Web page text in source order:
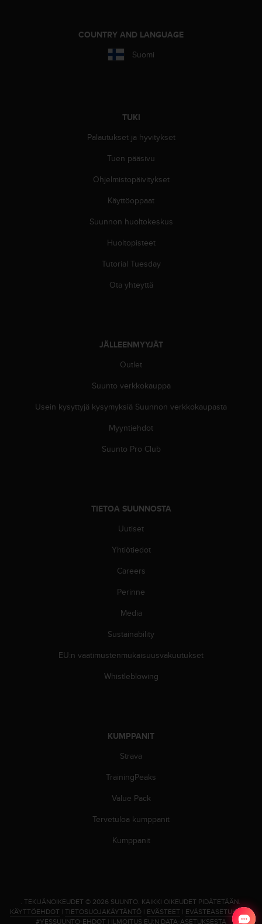
COUNTRY AND LANGUAGE
Suomi
TUKI
Palautukset ja hyvitykset
Tuen pääsivu
Ohjelmistopäivitykset
Käyttöoppaat
Suunnon huoltokeskus
Huoltopisteet
Tutorial Tuesday
Ota yhteyttä
JÄLLEENMYYJÄT
Outlet
Suunto verkkokauppa
Usein kysyttyjä kysymyksiä Suunnon verkkokaupasta
Myyntiehdot
Suunto Pro Club
TIETOA SUUNNOSTA
Uutiset
Yhtiötiedot
Careers
Perinne
Media
Sustainability
EU:n vaatimustenmukaisuusvakuutukset
Whistleblowing
KUMPPANIT
Strava
TrainingPeaks
Value Pack
Tervetuloa kumppanit
Kumppanit
. TEKIJÄNOIKEUDET © 2026 SUUNTO. KAIKKI OIKEUDET PIDÄTETÄÄN.
KÄYTTÖEHDOT | TIETOSUOJAKÄYTÄNTÖ | EVÄSTEET | EVÄSTEASETUKSET |
#YESSUUNTO-EHDOT | ILMOITUS EU:N DATA-ASETUKSESTA